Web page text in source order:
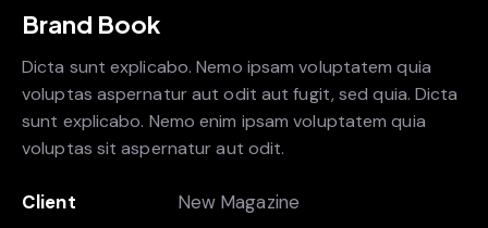
Brand Book
Dicta sunt explicabo. Nemo ipsam voluptatem quia
voluptas aspernatur aut odit aut fugit, sed quia. Dicta
sunt explicabo. Nemo enim ipsam voluptatem quia
voluptas sit aspernatur aut odit.
Client
New Magazine